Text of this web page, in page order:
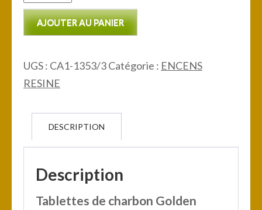
de
Tablettes
charbon
Golden
AJOUTER AU PANIER
UGS : CA1-1353/3Catégorie : ENCENS
RESINE
DESCRIPTION
Description
Tablettes de charbon Golden